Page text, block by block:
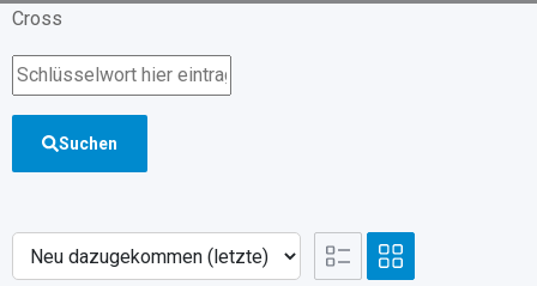
Cross
Suchen